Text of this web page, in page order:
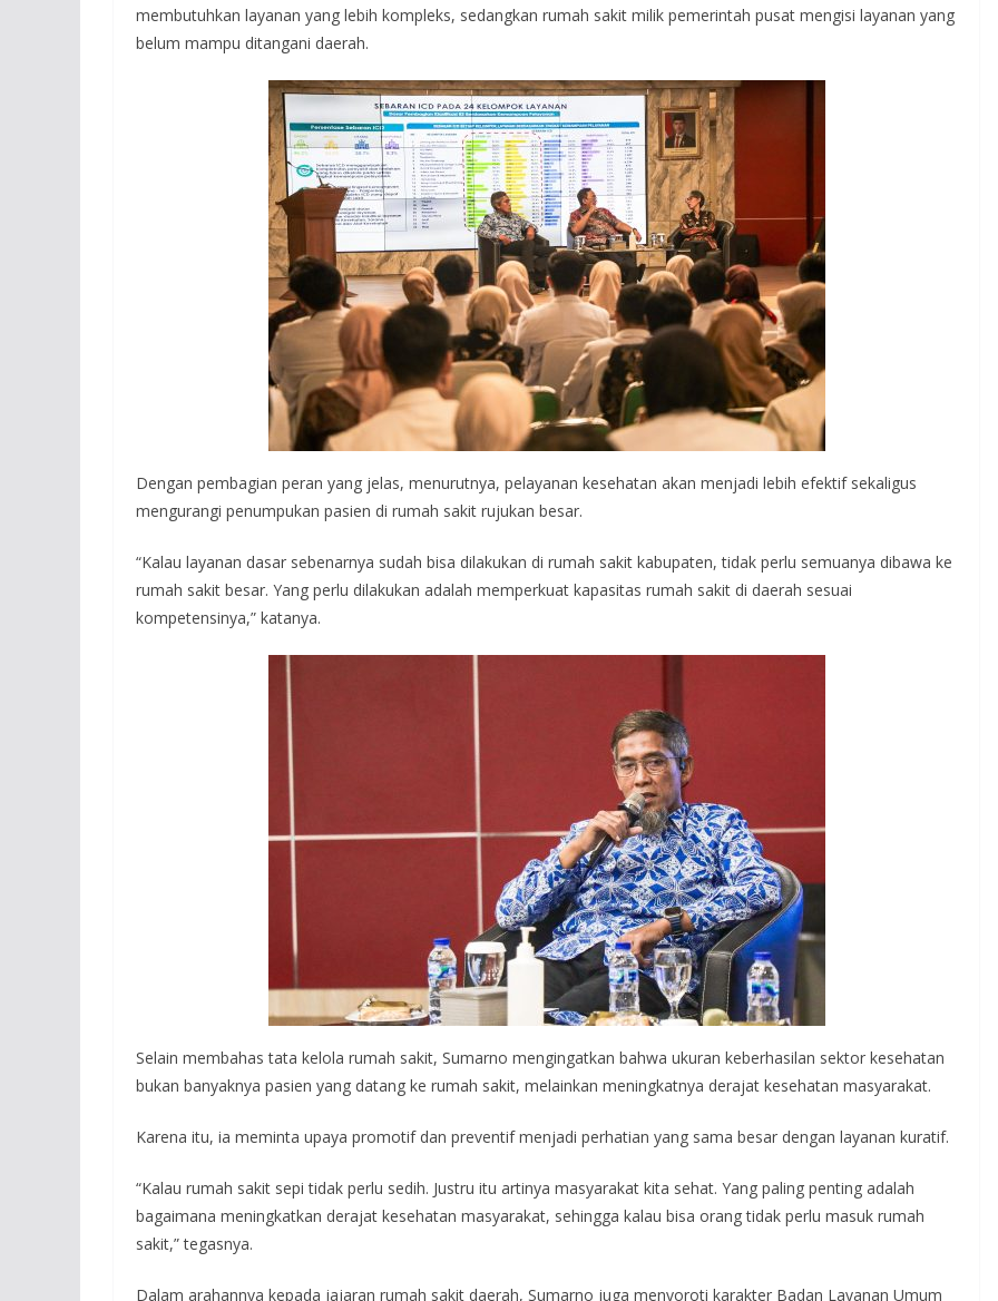
membutuhkan layanan yang lebih kompleks, sedangkan rumah sakit milik pemerintah pusat mengisi layanan yang
belum mampu ditangani daerah.
Dengan pembagian peran yang jelas, menurutnya, pelayanan kesehatan akan menjadi lebih efektif sekaligus
mengurangi penumpukan pasien di rumah sakit rujukan besar.
“Kalau layanan dasar sebenarnya sudah bisa dilakukan di rumah sakit kabupaten, tidak perlu semuanya dibawa ke
rumah sakit besar. Yang perlu dilakukan adalah memperkuat kapasitas rumah sakit di daerah sesuai
kompetensinya,” katanya.
Selain membahas tata kelola rumah sakit, Sumarno mengingatkan bahwa ukuran keberhasilan sektor kesehatan
bukan banyaknya pasien yang datang ke rumah sakit, melainkan meningkatnya derajat kesehatan masyarakat.
Karena itu, ia meminta upaya promotif dan preventif menjadi perhatian yang sama besar dengan layanan kuratif.
“Kalau rumah sakit sepi tidak perlu sedih. Justru itu artinya masyarakat kita sehat. Yang paling penting adalah
bagaimana meningkatkan derajat kesehatan masyarakat, sehingga kalau bisa orang tidak perlu masuk rumah
sakit,” tegasnya.
Dalam arahannya kepada jajaran rumah sakit daerah, Sumarno juga menyoroti karakter Badan Layanan Umum